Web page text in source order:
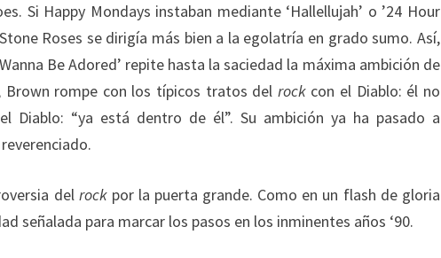
Si Happy Mondays instaban mediante ‘Hallellujah’ o ’24 Hour
Roses se dirigía más bien a la egolatría en grado sumo. Así,
Be Adored’ repite hasta la saciedad la máxima ambición de
Brown rompe con los típicos tratos del rockcon el Diablo: él no
Diablo: “ya está dentro de él”. Su ambición ya ha pasado a
del rockpor la puerta grande. Como en un flash de gloria
señalada para marcar los pasos en los inminentes años ‘90.